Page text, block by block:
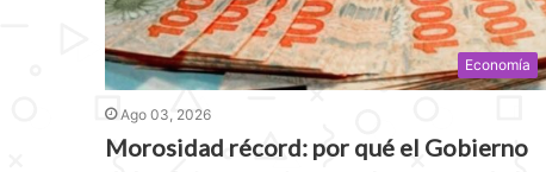
Economía
Ago 03, 2026
Morosidad récord: por qué el Gobierno